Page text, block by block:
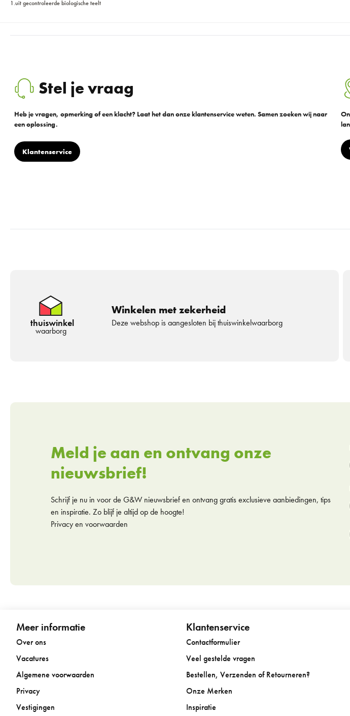
1.uit gecontroleerde biologische teelt
Stel je vraag
Heb je vragen, opmerking of een klacht? Laat het dan onze klantenservice weten. Samen zoeken wij naar
een oplossing.
Klantenservice
thuiswinkel
waarborg
Winkelen met zekerheid
Deze webshop is aangesloten bij thuiswinkelwaarborg
Meld je aan en ontvang onze
nieuwsbrief!
Schrijf je nu in voor de G&W nieuwsbrief en ontvang gratis exclusieve aanbiedingen, tips
en inspiratie. Zo blijf je altijd op de hoogte!
Privacy en voorwaarden
Meer informatie
Over ons
Vacatures
Algemene voorwaarden
Privacy
Vestigingen
Klantenservice
Contactformulier
Veel gestelde vragen
Bestellen, Verzenden of Retourneren?
Onze Merken
Inspiratie